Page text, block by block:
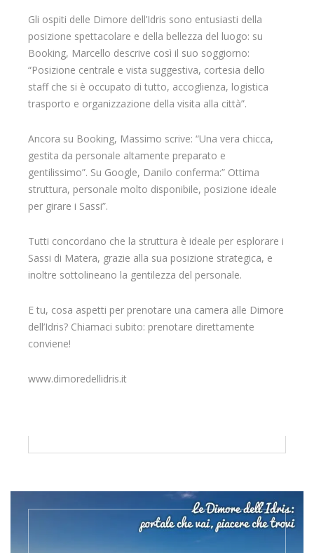
Gli ospiti delle Dimore dell’Idris sono entusiasti della
posizione spettacolare e della bellezza del luogo: su
Booking, Marcello descrive così il suo soggiorno:
“Posizione centrale e vista suggestiva, cortesia dello
staff che si è occupato di tutto, accoglienza, logistica
trasporto e organizzazione della visita alla città”.
Ancora su Booking, Massimo scrive: “Una vera chicca,
gestita da personale altamente preparato e
gentilissimo”. Su Google, Danilo conferma:” Ottima
struttura, personale molto disponibile, posizione ideale
per girare i Sassi”.
Tutti concordano che la struttura è ideale per esplorare i
Sassi di Matera, grazie alla sua posizione strategica, e
inoltre sottolineano la gentilezza del personale.
E tu, cosa aspetti per prenotare una camera alle Dimore
dell’Idris? Chiamaci subito: prenotare direttamente
conviene!
www.dimoredellidris.it